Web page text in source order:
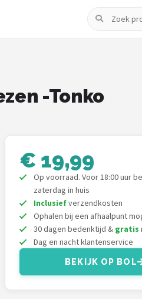
Zoeken
-Tonko
€ 19,99
Op voorraad. Voor 18:00 uur
zaterdag in huis
Inclusiefverzendkosten
Ophalen bij een afhaalpunt
30 dagen bedenktijd & gratis
Dag en nacht klantenservice
BEKIJK OP BOL